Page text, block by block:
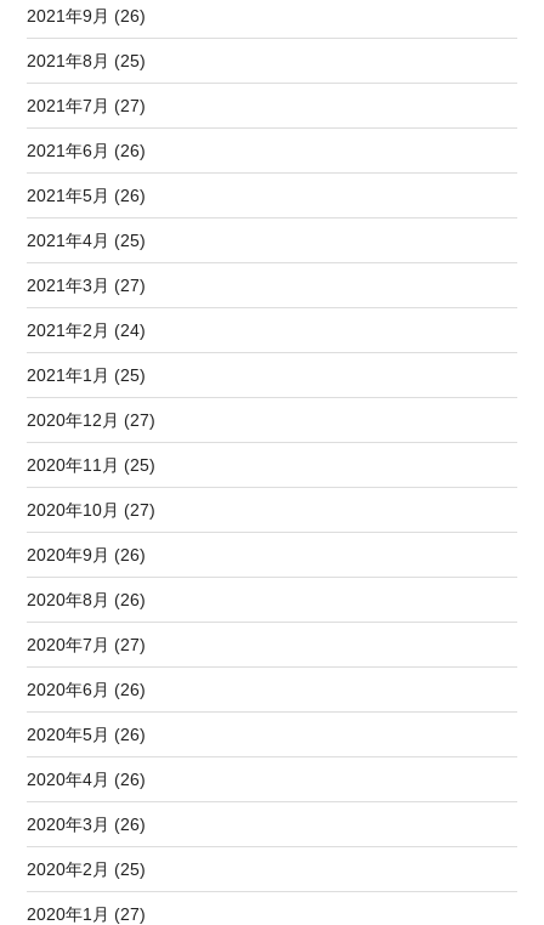
2021年9月 (26)
2021年8月 (25)
2021年7月 (27)
2021年6月 (26)
2021年5月 (26)
2021年4月 (25)
2021年3月 (27)
2021年2月 (24)
2021年1月 (25)
2020年12月 (27)
2020年11月 (25)
2020年10月 (27)
2020年9月 (26)
2020年8月 (26)
2020年7月 (27)
2020年6月 (26)
2020年5月 (26)
2020年4月 (26)
2020年3月 (26)
2020年2月 (25)
2020年1月 (27)